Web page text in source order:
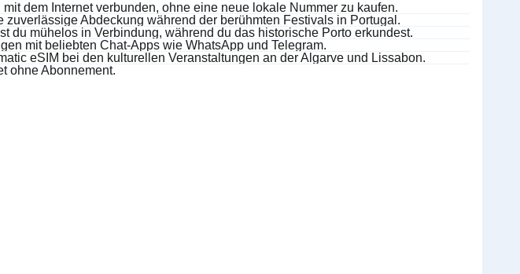
dem Internet verbunden, ohne eine neue lokale Nummer zu kaufen.
zuverlässige Abdeckung während der berühmten Festivals in Portugal.
du mühelos in Verbindung, während du das historische Porto erkundest.
mit beliebten Chat-Apps wie WhatsApp und Telegram.
eSIM bei den kulturellen Veranstaltungen an der Algarve und Lissabon.
ohne Abonnement.